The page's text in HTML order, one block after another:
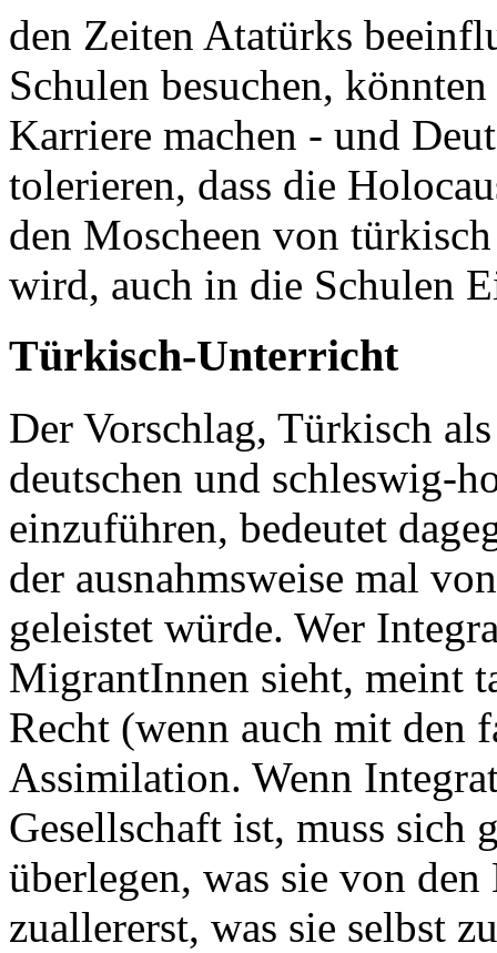
den Zeiten Atatürks
Schulen besuchen,
Karriere machen - und
tolerieren, dass die
den Moscheen von
wird, auch in die Schulen
Türkisch-Unterricht
Der Vorschlag, Türkisch
deutschen und schleswig-
einzuführen, bedeutet
der ausnahmsweise mal
geleistet würde. Wer
MigrantInnen sieht, meint
Recht (wenn auch mit den
Assimilation. Wenn
Gesellschaft ist, muss sich
überlegen, was sie von
zuallererst, was sie selbst